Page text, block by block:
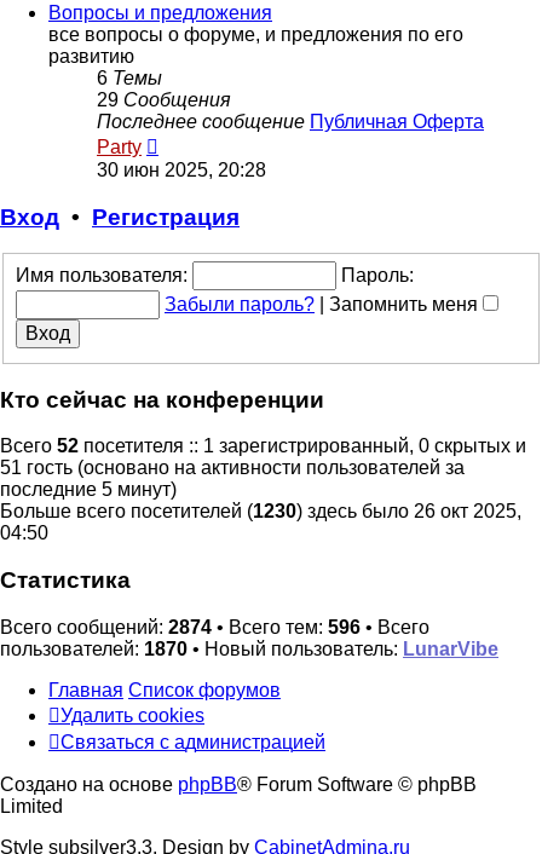
Вопросы и предложения
все вопросы о форуме, и предложения по его
развитию
6 Темы
29 Сообщения
Последнее сообщение Публичная Оферта
Party
к
последнему
30 июн 2025, 20:28
Вход • Регистрация
Имя пользователя:
Пароль:
Забыли пароль?
Запомнить меня
Кто сейчас на конференции
Всего 52 посетителя :: 1 зарегистрированный, 0 скрытых и
51 гость (основано на активности пользователей за
последние 5 минут)
Больше всего посетителей (1230) здесь было 26 окт 2025,
04:50
Статистика
Всего сообщений: 2874 • Всего тем: 596 • Всего
пользователей: 1870 • Новый пользователь: LunarVibe
Главная Список форумов
Удалить cookies
Связаться
администрацией
Связаться с администрацией
Создано на основе phpBB® Forum Software © phpBB
Limited
Style subsilver3.3. Design by CabinetAdmina.ru